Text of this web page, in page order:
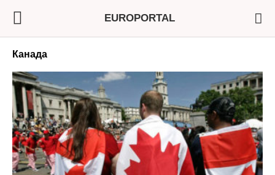
EUROPORTAL
Канада